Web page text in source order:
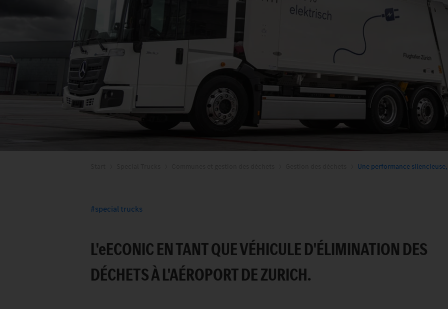
Une performance
special trucks
L'eECONIC EN TANT QUE VÉHICULE D'ÉLIMINATION DES
DÉCHETS À L'AÉROPORT DE ZURICH.